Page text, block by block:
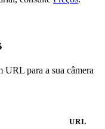
para a sua câmera
URL